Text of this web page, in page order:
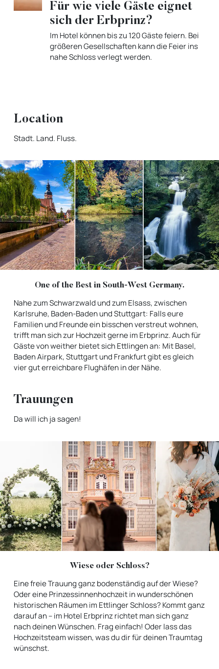
Für wie viele Gäste eignet
sich der Erbprinz?
Im Hotel können bis zu 120 Gäste feiern. Bei
größeren Gesellschaften kann die Feier ins
nahe Schloss verlegt werden.
Location
Stadt. Land. Fluss.
One of the Best in South-West Germany.
Nahe zum Schwarzwald und zum Elsass, zwischen
Karlsruhe, Baden-Baden und Stuttgart: Falls eure
Familien und Freunde ein bisschen verstreut wohnen,
trifft man sich zur Hochzeit gerne im Erbprinz. Auch für
Gäste von weither bietet sich Ettlingen an: Mit Basel,
Baden Airpark, Stuttgart und Frankfurt gibt es gleich
vier gut erreichbare Flughäfen in der Nähe.
Trauungen
Da will ich ja sagen!
Wiese oder Schloss?
Eine freie Trauung ganz bodenständig auf der Wiese?
Oder eine Prinzessinnenhochzeit in wunderschönen
historischen Räumen im Ettlinger Schloss? Kommt ganz
darauf an – im Hotel Erbprinz richtet man sich ganz
nach deinen Wünschen. Frag einfach! Oder lass das
Hochzeitsteam wissen, was du dir für deinen Traumtag
wünschst.